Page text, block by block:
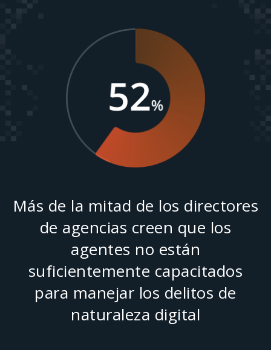
Más de la mitad de los directores
de agencias creen que los
agentes no están
suficientemente capacitados
para manejar los delitos de
naturaleza digital